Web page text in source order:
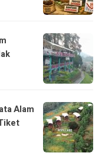
Alam